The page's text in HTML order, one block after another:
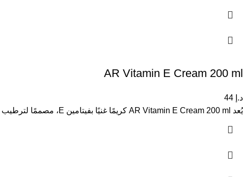
AR Vitamin E Cream 200 ml
د.إ
يُعد AR Vitamin E Cream 200 ml كريمًا غنيًا بفيتامين E، مصممًا لترطيب البشرة بعمق وحمايتها من العوامل البيئية الضارة.